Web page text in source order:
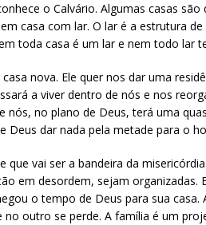
o Calvário. Algumas casas são
casa com lar. O lar é a estrutura
toda casa é um lar e nem todo lar
nova. Ele quer nos dar uma
a viver dentro de nós e nos
nós, no plano de Deus, terá uma
Deus dar nada pela metade para o
que vai ser a bandeira da
em desordem, sejam organizadas.
o tempo de Deus para sua casa.
outro se perde. A família é um